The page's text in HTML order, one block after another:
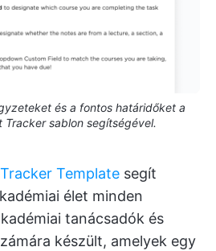
és a fontos határidőket a
Tracker sablon segítségével.
Template segít
élet minden
tanácsadók és
készült, amelyek egy